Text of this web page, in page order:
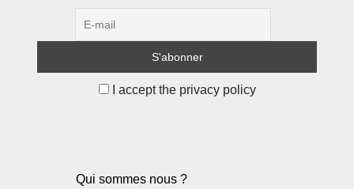
I accept the privacy policy
Qui sommes nous ?